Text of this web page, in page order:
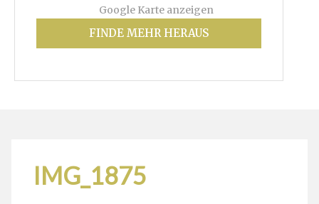
Google Karte anzeigen
FINDE MEHR HERAUS
IMG_1875